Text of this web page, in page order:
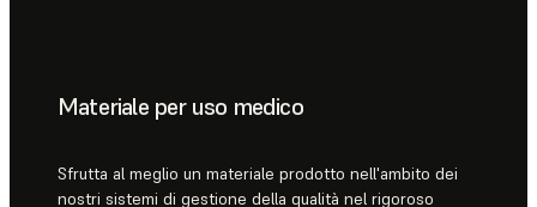
Materiale per uso medico
Sfrutta al meglio un materiale prodotto nell'ambito dei
nostri sistemi di gestione della qualità nel rigoroso